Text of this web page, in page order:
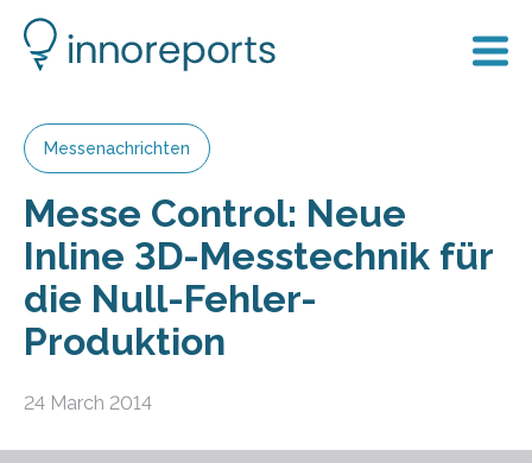
Messenachrichten
Messe Control: Neue
Inline 3D-Messtechnik für
die Null-Fehler-
Produktion
24 March 2014